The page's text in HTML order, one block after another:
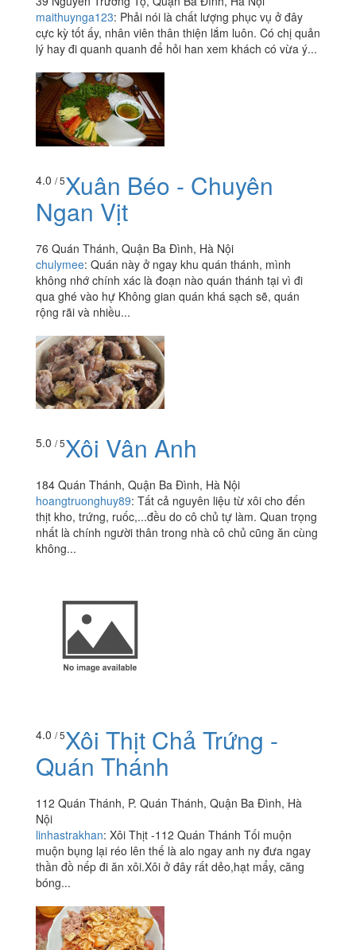
maithuynga123: Phải nói là chất lượng phục vụ ở đây
cực kỳ tốt ấy, nhân viên thân thiện lắm luôn. Có chị quản
lý hay đi quanh quanh để hỏi han xem khách có vừa ý...
4.0 / 5Xuân Béo - Chuyên
Ngan Vịt
76 Quán Thánh, Quận Ba Đình, Hà Nội
chulymee: Quán này ở ngay khu quán thánh, mình
không nhớ chính xác là đoạn nào quán thánh tại vì đi
qua ghé vào hự Không gian quán khá sạch sẽ, quán
rộng rãi và nhiều...
5.0 / 5Xôi Vân Anh
184 Quán Thánh, Quận Ba Đình, Hà Nội
hoangtruonghuy89: Tất cả nguyên liệu từ xôi cho đến
thịt kho, trứng, ruốc,...đều do cô chủ tự làm. Quan trọng
nhất là chính người thân trong nhà cô chủ cũng ăn cùng
không...
4.0 / 5Xôi Thịt Chả Trứng -
Quán Thánh
112 Quán Thánh, P. Quán Thánh, Quận Ba Đình, Hà
Nội
linhastrakhan: Xôi Thịt -112 Quán Thánh Tối muộn
muộn bụng lại réo lên thế là alo ngay anh ny đưa ngay
thần đồ nếp đi ăn xôi.Xôi ở đây rất dẻo,hạt mẩy, căng
bóng...